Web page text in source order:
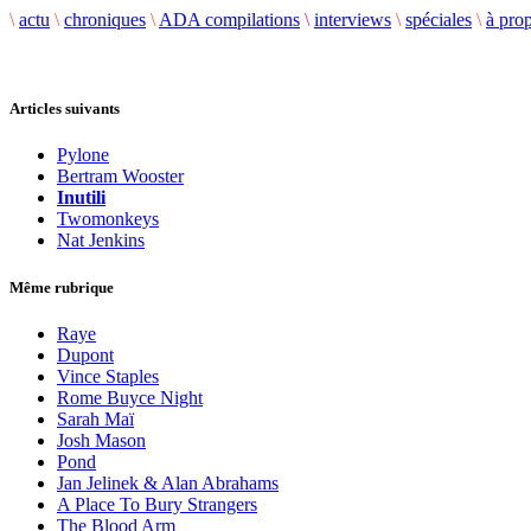
\ actu \ chroniques \ ADA compilations \ interviews \ spéciales \ à
Articles suivants
Pylone
Bertram Wooster
Inutili
Twomonkeys
Nat Jenkins
Même rubrique
Raye
Dupont
Vince Staples
Rome Buyce Night
Sarah Maï
Josh Mason
Pond
Jan Jelinek & Alan Abrahams
A Place To Bury Strangers
The Blood Arm